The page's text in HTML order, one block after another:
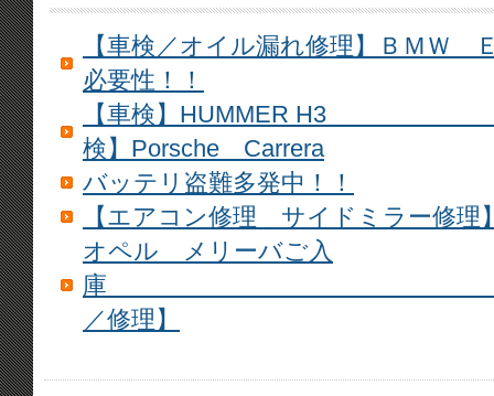
【車検／オイル漏れ修理】ＢＭＷ
必要性！！
【車検】
検】Porsche Carrera
バッテリ盗難多発中！！
【エアコン修理 サイドミラー修理
オペル メリーバご入
庫 【
／修理】